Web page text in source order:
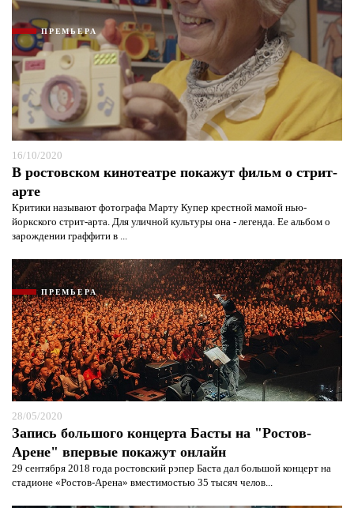
ПРЕМЬЕРА
16/10/2020
В ростовском кинотеатре покажут фильм о стрит-
арте
Критики называют фотографа Марту Купер крестной мамой нью-
йоркского стрит-арта. Для уличной культуры она - легенда. Ее альбом о
зарождении граффити в ...
ПРЕМЬЕРА
28/05/2020
Запись большого концерта Басты на "Ростов-
Арене" впервые покажут онлайн
29 сентября 2018 года ростовский рэпер Баста дал большой концерт на
стадионе «Ростов-Арена» вместимостью 35 тысяч челов...